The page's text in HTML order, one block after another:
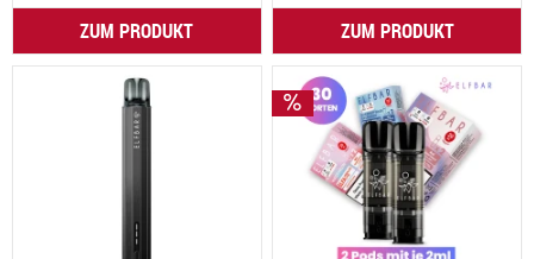
ZUM PRODUKT ZUM PRODUKT